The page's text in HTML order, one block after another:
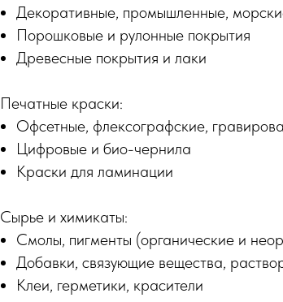
Декоративные, промышленные,
Порошковые и рулонные покрытия
Древесные покрытия и лаки
Печатные краски:
Офсетные, флексографские,
Цифровые и био-чернила
Краски для ламинации
Сырье и химикаты:
Смолы, пигменты (органические и
Добавки, связующие вещества,
Клеи, герметики, красители